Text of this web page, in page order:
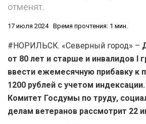
отменят.
17 июля 2024 Время прочтения: 1 мин.
#НОРИЛЬСК. «Северный город» –
от 80 лет и старше и инвалидов I
ввести ежемесячную прибавку к
1200 рублей с учетом
Комитет Госдумы по труду,
делам ветеранов рассмотрит 22